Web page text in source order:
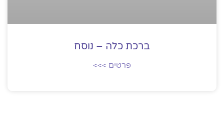
ברכת כלה – נוסח
פרטים >>>